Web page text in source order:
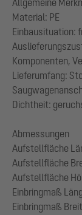
Allgemeine
Material: PE
Einbausituation:
Komponenten,
Lieferumfang:
Dichtheit:
Abmessungen
Aufstellfläche
Aufstellfläche
Aufstellfläche
Einbringmaß
Einbringmaß